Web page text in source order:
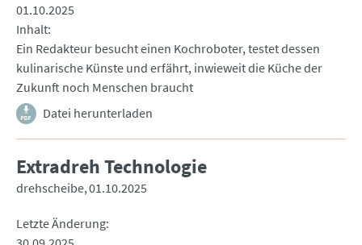
01.10.2025
Inhalt
Ein Redakteur besucht einen Kochroboter, testet dessen
kulinarische Künste und erfährt, inwieweit die Küche der
Zukunft noch Menschen braucht
Datei herunterladen
Extradreh Technologie
drehscheibe 01.10.2025
Letzte Änderung